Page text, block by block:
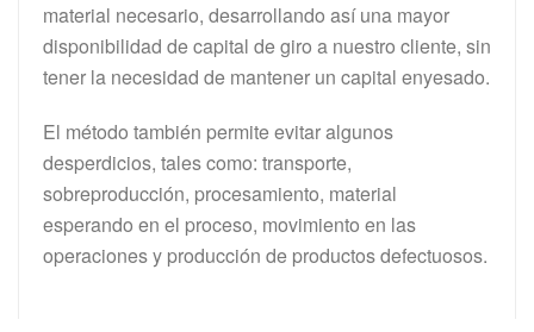
material necesario, desarrollando así una mayor
disponibilidad de capital de giro a nuestro cliente, sin
tener la necesidad de mantener un capital enyesado.
El método también permite evitar algunos
desperdicios, tales como: transporte,
sobreproducción, procesamiento, material
esperando en el proceso, movimiento en las
operaciones y producción de productos defectuosos.